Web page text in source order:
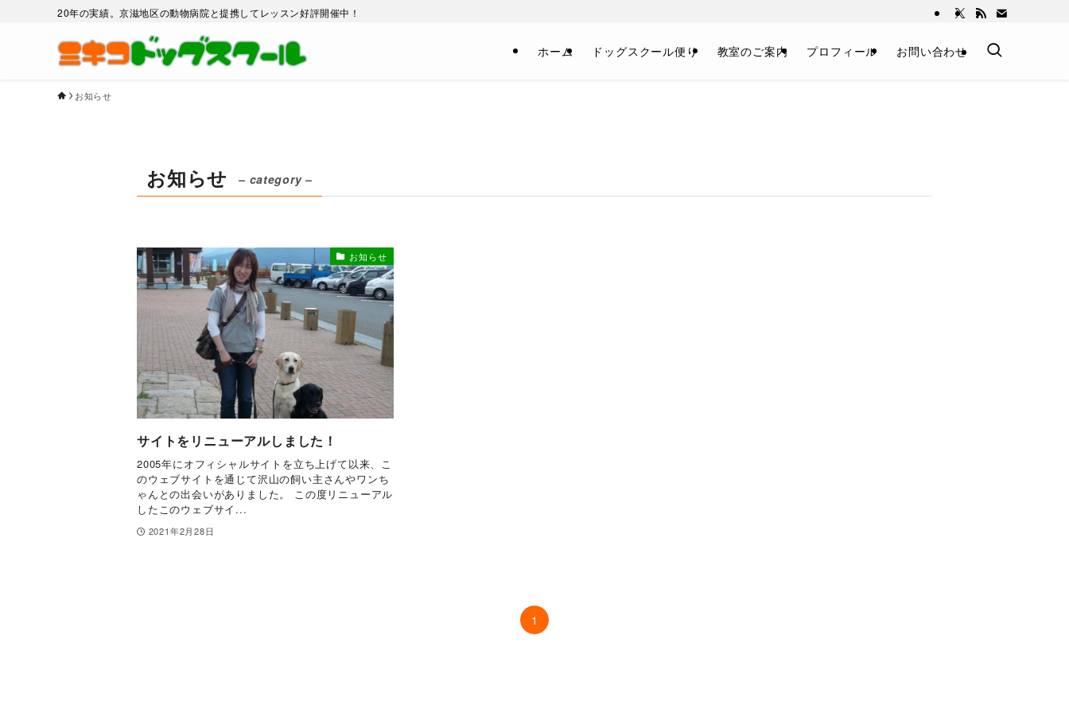
20年の実績。京滋地区の動物病院と提携してレッスン好評開催中！
ホーム ドッグスクール便り 教室のご案内 プロフィール お問い合わせ
お知らせ
お知らせ – category –
お知らせ
サイトをリニューアルしました！
2005年にオフィシャルサイトを立ち上げて以来、こ
のウェブサイトを通じて沢山の飼い主さんやワンち
ゃんとの出会いがありました。 この度リニューアル
したこのウェブサイ...
2021年2月28日
1